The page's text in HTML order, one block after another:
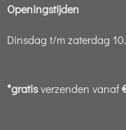
Openingstijden
Dinsdag t/m zaterdag
*gratisverzenden vanaf